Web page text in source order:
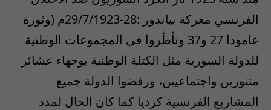
الفرنسي معركة بياندور
:28-29/7/1923م (وثورة
عامودا 27 و37 وتأطّروا في المجموعات الوطنية
للدولة السورية مثل الكتلة الوطنية بوجهاء عشائر
متنورين واجتماعيين، ورفضوا الدولة جميع
المشاريع الفرنسية كرديا كما كان الحال لمدد